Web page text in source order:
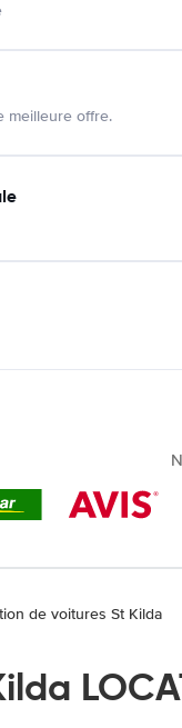
meilleure offre.
de voitures St Kilda